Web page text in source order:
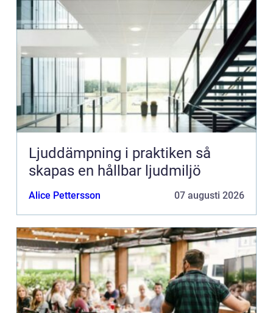
Ljuddämpning i praktiken så
skapas en hållbar ljudmiljö
Alice Pettersson 07 augusti 2026